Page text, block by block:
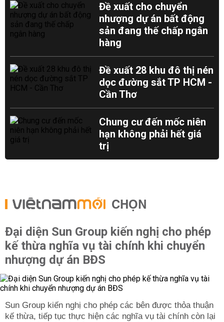
Đề xuất cho chuyển
nhượng dự án bất động
sản đang thế chấp ngân
hàng
Đề xuất 28 khu đô thị nén
dọc đường sắt TP HCM -
Cần Thơ
Chung cư đến mốc niên
hạn không phải hết giá
trị
CHỌN
Đại diện Sun Group kiến nghị cho phép
kế thừa nghĩa vụ tài chính khi chuyển
nhượng dự án BĐS
Sun Group kiến nghị cho phép các bên được thỏa thuận
kế thừa, tiếp tục thực hiện các nghĩa vụ tài chính còn lại